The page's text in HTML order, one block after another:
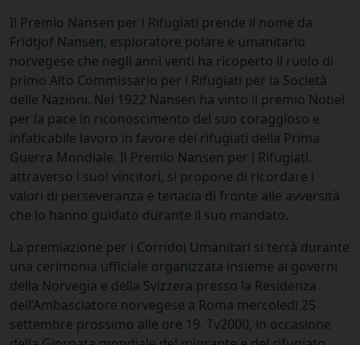
Il Premio Nansen per i Rifugiati prende il nome da
Fridtjof Nansen, esploratore polare e umanitario
norvegese che negli anni venti ha ricoperto il ruolo di
primo Alto Commissario per i Rifugiati per la Società
delle Nazioni. Nel 1922 Nansen ha vinto il premio Nobel
per la pace in riconoscimento del suo coraggioso e
infaticabile lavoro in favore dei rifugiati della Prima
Guerra Mondiale. Il Premio Nansen per i Rifugiati,
attraverso i suoi vincitori, si propone di ricordare i
valori di perseveranza e tenacia di fronte alle avversità
che lo hanno guidato durante il suo mandato.
La premiazione per i Corridoi Umanitari si terrà durante
una cerimonia ufficiale organizzata insieme ai governi
della Norvegia e della Svizzera presso la Residenza
dell’Ambasciatore norvegese a Roma mercoledì 25
settembre prossimo alle ore 19. Tv2000, in occasione